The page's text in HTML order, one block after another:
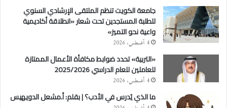
جامعة الكويت تنظم الملتقى الإرشادي السنوي
للطلبة المستجدين تحت شعار «انطلاقة أكاديمية
واعية نحو التميز»
4 أغسطس، 2026
«التربية» تحدد ضوابط مكافأة الأعمال الممتازة
للعاملين للعام الدراسي 2025/2026
4 أغسطس، 2026
ما الذي يُدرس في الأدب؟ | بقلم: أ.مشعل الدويهيس